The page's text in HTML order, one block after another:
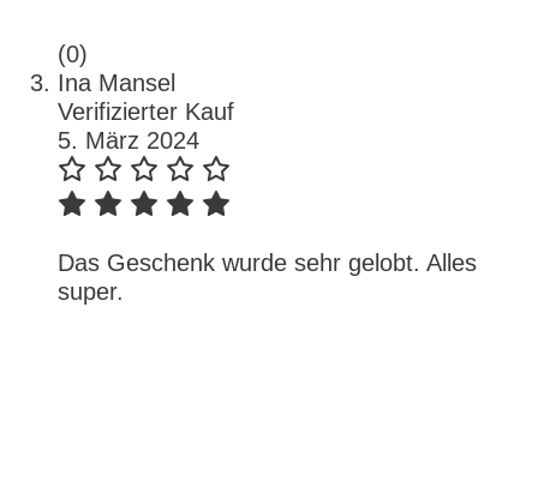
(0)
Ina Mansel
Verifizierter Kauf
5. März 2024
Das Geschenk wurde sehr gelobt. Alles
super.